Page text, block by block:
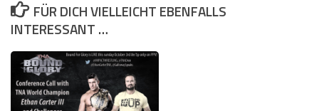
FÜR DICH VIELLEICHT EBENFALLS
INTERESSANT …